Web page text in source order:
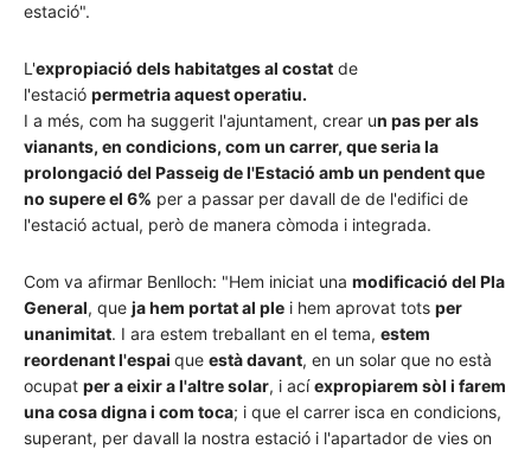
estació".
L'expropiació dels habitatges al costat de
l'estació permetria aquest operatiu.
I a més, com ha suggerit l'ajuntament, crear un pas per als
vianants, en condicions, com un carrer, que seria la
prolongació del Passeig de l'Estació amb un pendent que
no supere el 6% per a passar per davall de de l'edifici de
l'estació actual, però de manera còmoda i integrada.
Com va afirmar Benlloch: "Hem iniciat una modificació del Pla
General, que ja hem portat al ple i hem aprovat tots per
unanimitat. I ara estem treballant en el tema, estem
reordenant l'espai que està davant, en un solar que no està
ocupat per a eixir a l'altre solar, i acíexpropiarem sòl i farem
una cosa digna i com toca; i que el carrer isca en condicions,
superant, per davall la nostra estació i l'apartador de vies on